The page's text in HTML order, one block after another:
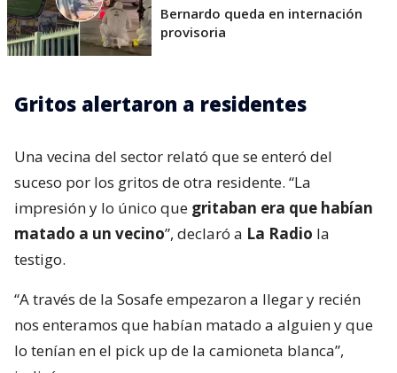
Bernardo queda en internación
provisoria
Gritos alertaron a residentes
Una vecina del sector relató que se enteró del
suceso por los gritos de otra residente. “La
impresión y lo único que gritaban era que habían
matado a un vecino”, declaró a La Radio la
testigo.
“A través de la Sosafe empezaron a llegar y recién
nos enteramos que habían matado a alguien y que
lo tenían en el pick up de la camioneta blanca”,